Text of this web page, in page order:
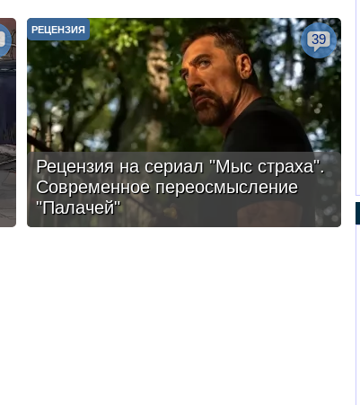
Рецензия на сериал "Мыс страха".
Современное переосмысление
"Палачей"
РЕЦЕНЗИЯ
39